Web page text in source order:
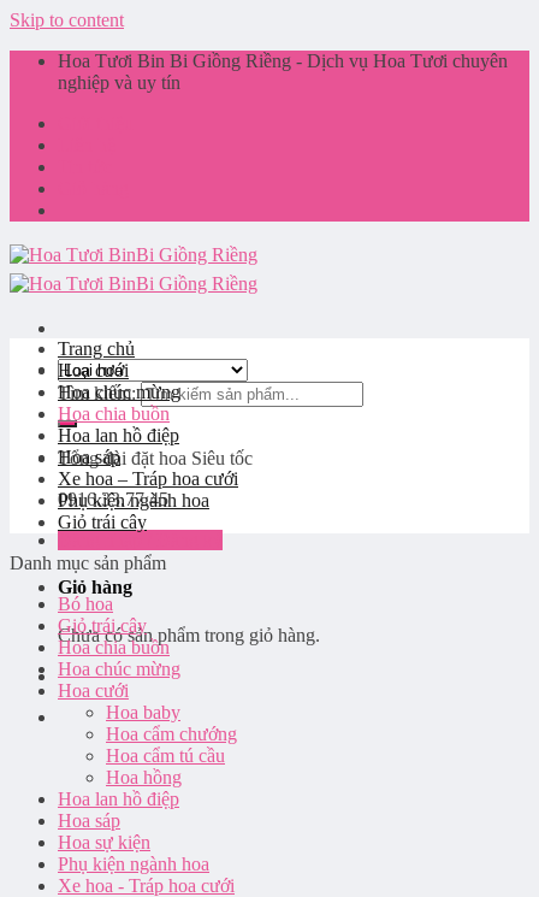
Skip to content
Hoa Tươi Bin Bi Giồng Riềng - Dịch vụ Hoa Tươi chuyên
nghiệp và uy tín
Tìm kiếm:
Tổng đài đặt hoa Siêu tốc
0916.33.77.45
Giỏ hàng
Chưa có sản phẩm trong giỏ hàng.
Trang chủ
Hoa cưới
Hoa chúc mừng
Hoa chia buồn
Hoa lan hồ điệp
Hoa sáp
Xe hoa – Tráp hoa cưới
Phụ kiện ngành hoa
Giỏ trái cây
Danh mục sản phẩm
Bó hoa
Giỏ trái cây
Hoa chia buồn
Hoa chúc mừng
Hoa cưới
Hoa baby
Hoa cẩm chướng
Hoa cẩm tú cầu
Hoa hồng
Hoa lan hồ điệp
Hoa sáp
Hoa sự kiện
Phụ kiện ngành hoa
Xe hoa - Tráp hoa cưới